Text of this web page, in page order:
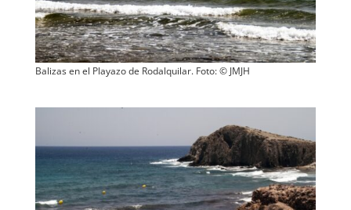
Balizas en el Playazo de Rodalquilar. Foto: © JMJH